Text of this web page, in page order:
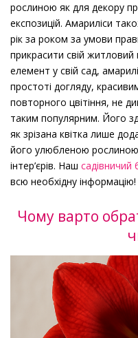
рослиною як для декору
експозицій. Амариліси
рік за роком за умови
прикрасити свій
елемент у свій сад,
простоті догляду,
повторного цвітіння, не
таким популярним. Його
як зрізана квітка лише
його улюбленою рослиною
інтер’єрів. Наш садівничий
всю необхідну інформацію!
Чому варто